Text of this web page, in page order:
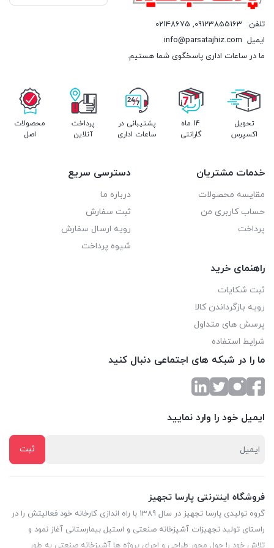
ویژگی های دستگاه آبسردکن چهار شیر مدل 4NKS در یک نگاه
با 14 ماه گارانتی و 10 سال خدمات پس از فروش، از طریق شماره های
مندرج در سایت فروشگاه پارسا تجهیز با کارشناسان ما در تماس
باشید و سفارش خود را ثبت فرمایید.
تلفن: 09123855163
,
02148675
ایمیل info@parsatajhiz.com
ما در ساعات اداری پاسخگوی شما هستیم.
تحویل
اکسپرس
14 ماه
گارانتی
پشتیبانی در
ساعات اداری
پرداخت
آنلاین
محصولات
اصل
خدمات مشتریان
مقایسه محصولات
حساب کاربری من
پرداخت
دسترسی سریع
درباره ما
ثبت سفارش
رویه ارسال سفارش
شیوه پرداخت
راهنمای خرید
ثبت شکایات
رویه بازگرداندن کالا
پرسش های متداول
شرایط استفاده
ما را در شبکه های اجتماعی دنبال کنید
ایمیل خود را وارد نمایید
فروشگاه اینترنتی پارسا تجهیز
گروه تولیدی پارسا تجهیز در سال 1389 با راه اندازی کارخانه خود فعالیتش را در
راستای تولید تجهیزات آشپزخانه صنعتی و استیل بیمارستانی آغاز نمود و
تلاش خود را حول محور طراحی و اجرای پروژه ها آشپزخانه صنعتی به طور